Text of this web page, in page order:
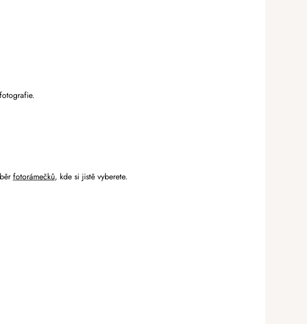
fotorámečků, kde si jistě vyberete.